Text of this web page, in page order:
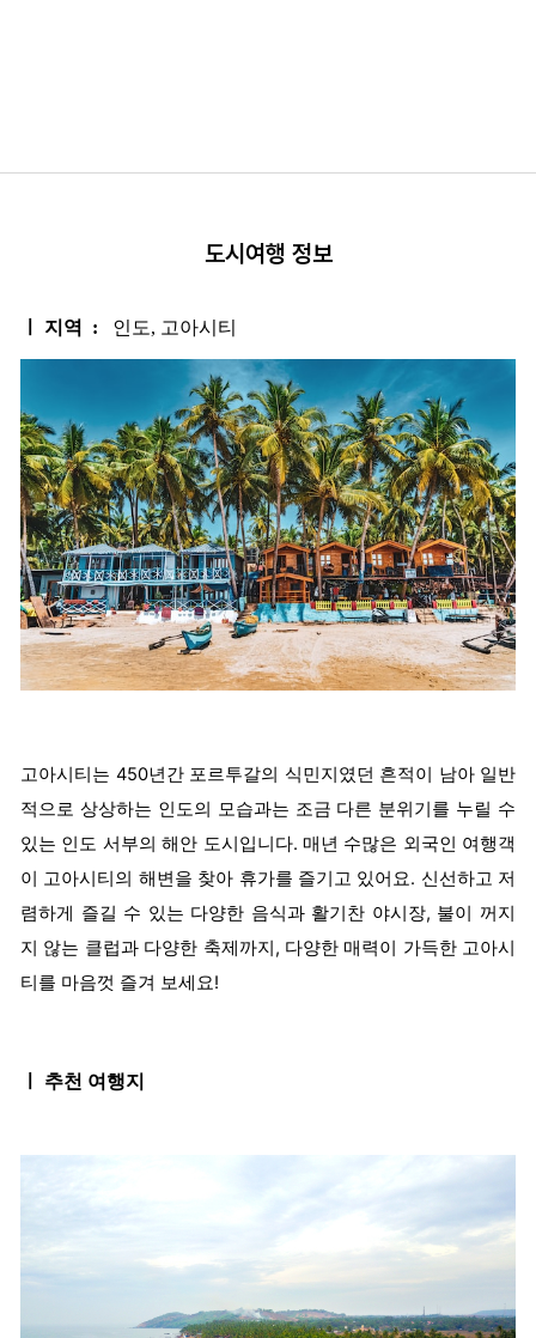
도시여행 정보
ㅣ 지역 : 인도, 고아시티
고아시티는 450년간 포르투갈의 식민지였던 흔적이 남아 일반
적으로 상상하는 인도의 모습과는 조금 다른 분위기를 누릴 수
있는 인도 서부의 해안 도시입니다. 매년 수많은 외국인 여행객
이 고아시티의 해변을 찾아 휴가를 즐기고 있어요. 신선하고 저
렴하게 즐길 수 있는 다양한 음식과 활기찬 야시장, 불이 꺼지
지 않는 클럽과 다양한 축제까지, 다양한 매력이 가득한 고아시
티를 마음껏 즐겨 보세요!
ㅣ 추천 여행지